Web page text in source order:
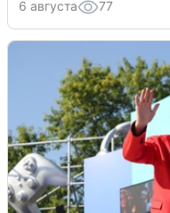
6 августа 77